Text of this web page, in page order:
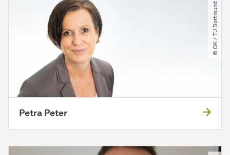
© OK ​/​ TU Dortmund
Petra Peter